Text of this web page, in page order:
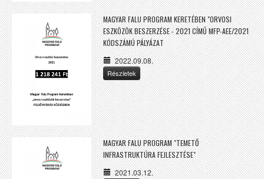
MAGYAR FALU PROGRAM KERETÉBEN "ORVOSI
ESZKÖZÖK BESZERZÉSE - 2021 CÍMŰ MFP-AEE/2021
KÓDSZÁMÚ PÁLYÁZAT
2022.09.08.
Részletek
MAGYAR FALU PROGRAM "TEMETŐ
INFRASTRUKTÚRA FEJLESZTÉSE"
2021.03.12.